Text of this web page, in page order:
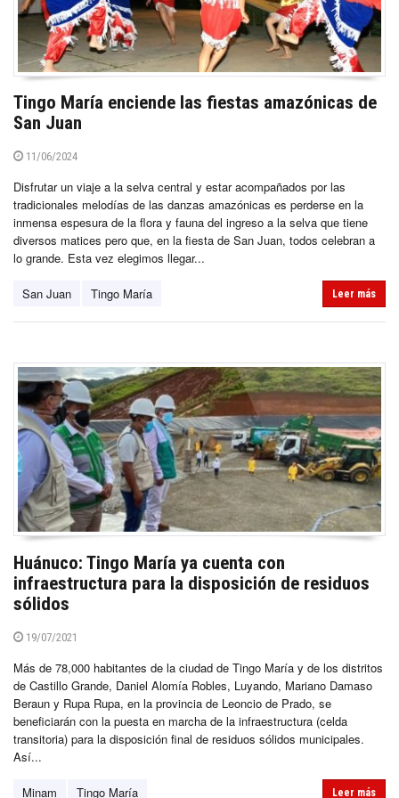
Tingo María enciende las fiestas amazónicas de
San Juan
11/06/2024
Disfrutar un viaje a la selva central y estar acompañados por las
tradicionales melodías de las danzas amazónicas es perderse en la
inmensa espesura de la flora y fauna del ingreso a la selva que tiene
diversos matices pero que, en la fiesta de San Juan, todos celebran a
lo grande. Esta vez elegimos llegar...
San Juan Tingo María Leer más
Huánuco: Tingo María ya cuenta con
infraestructura para la disposición de residuos
sólidos
19/07/2021
Más de 78,000 habitantes de la ciudad de Tingo María y de los distritos
de Castillo Grande, Daniel Alomía Robles, Luyando, Mariano Damaso
Beraun y Rupa Rupa, en la provincia de Leoncio de Prado, se
beneficiarán con la puesta en marcha de la infraestructura (celda
transitoria) para la disposición final de residuos sólidos municipales.
Así...
Minam Tingo María Leer más